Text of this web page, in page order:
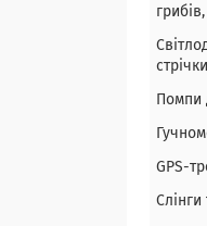
стрічки
GPS-